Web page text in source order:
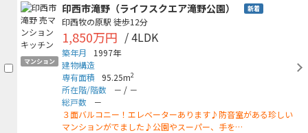
マンション
印西市滝野（ライフスクエア滝野公園） 新着
印西牧の原駅 徒歩12分
1,850万円 / 4LDK
築年月
1997年
建物構造
専有面積
95.25m2
所在階/階数 － / －
総戸数
－
３面バルコニー！エレベーターあります♪防音室がある珍しい
マンションがでました♪公園やスーパー、手を…